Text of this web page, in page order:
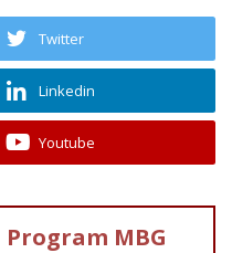
Twitter
Linkedin
Youtube
Program MBG